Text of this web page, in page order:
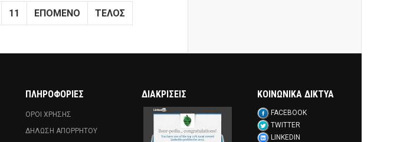
11 ΕΠΌΜΕΝΟ ΤΈΛΟΣ
ΠΛΗΡΟΦΟΡΙΕΣ
ΟΡΟΙ ΧΡΗΣΗΣ
ΔΗΛΩΣΗ ΑΠΟΡΡΗΤΟΥ
ΔΙΑΚΡΊΣΕΙΣ ΚΟΙΝΩΝΙΚΑ ΔΙΚΤΥΑ
FACEBOOK
TWITTER
LINKEDIN